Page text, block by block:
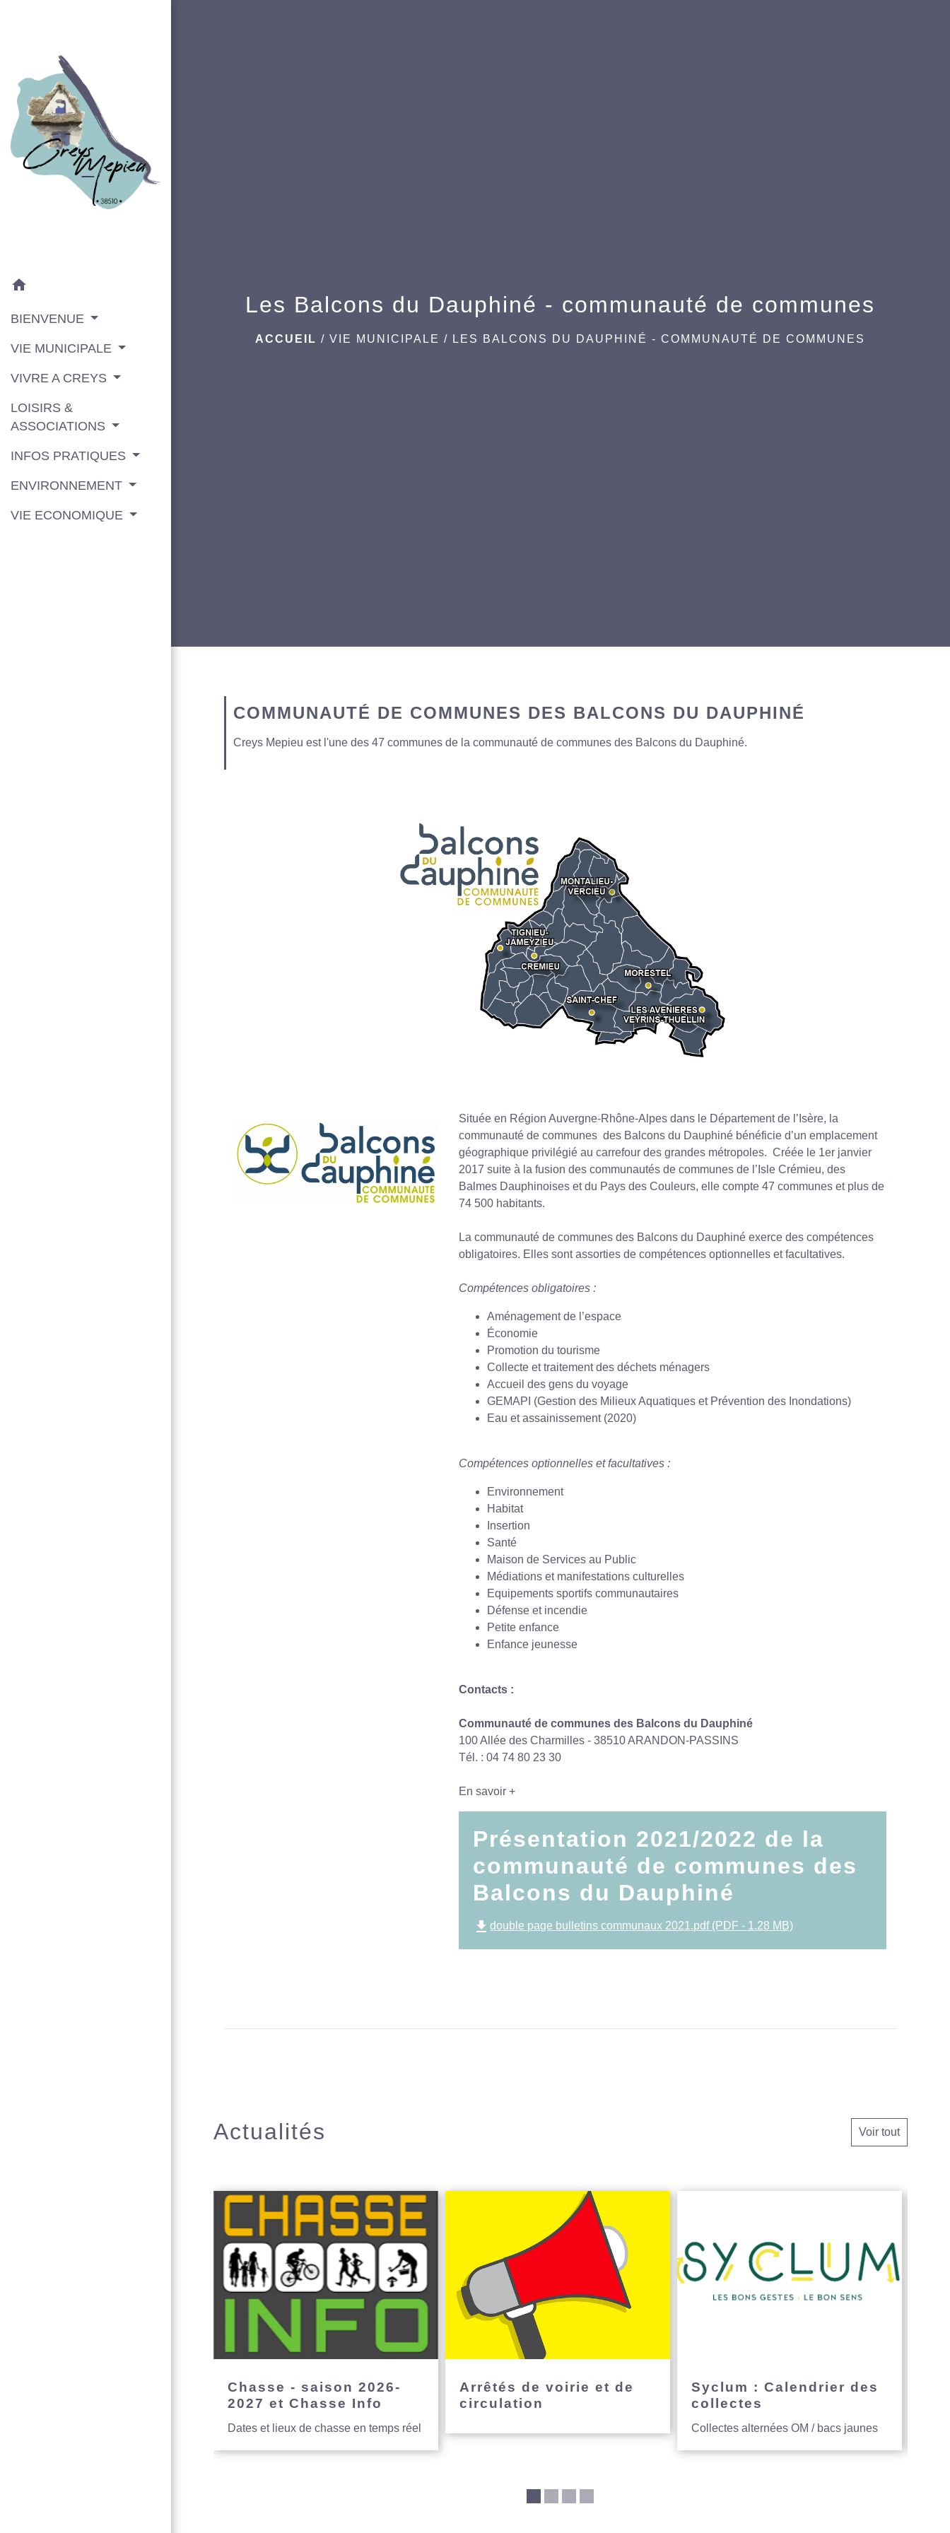
home
BIENVENUE
VIE MUNICIPALE
VIVRE A CREYS
LOISIRS &
ASSOCIATIONS
INFOS PRATIQUES
ENVIRONNEMENT
VIE ECONOMIQUE
Les Balcons du Dauphiné - communauté de communes
ACCUEIL /VIE MUNICIPALE / LES BALCONS DU DAUPHINÉ - COMMUNAUTÉ DE COMMUNES
COMMUNAUTÉ DE COMMUNES DES BALCONS DU DAUPHINÉ
Creys Mepieu est l'une des 47 communes de la communauté de communes des Balcons du Dauphiné.
Située en Région Auvergne-Rhône-Alpes dans le Département de l’Isère, la
communauté de communes des Balcons du Dauphiné bénéficie d’un emplacement
géographique privilégié au carrefour des grandes métropoles. Créée le 1er janvier
2017 suite à la fusion des communautés de communes de l’Isle Crémieu, des
Balmes Dauphinoises et du Pays des Couleurs, elle compte 47 communes et plus de
74 500 habitants.
La communauté de communes des Balcons du Dauphiné exerce des compétences
obligatoires. Elles sont assorties de compétences optionnelles et facultatives.
Compétences obligatoires :
Aménagement de l’espace
Économie
Promotion du tourisme
Collecte et traitement des déchets ménagers
Accueil des gens du voyage
GEMAPI (Gestion des Milieux Aquatiques et Prévention des Inondations)
Eau et assainissement (2020)
Compétences optionnelles et facultatives :
Environnement
Habitat
Insertion
Santé
Maison de Services au Public
Médiations et manifestations culturelles
Equipements sportifs communautaires
Défense et incendie
Petite enfance
Enfance jeunesse
Contacts :
Communauté de communes des Balcons du Dauphiné
100 Allée des Charmilles - 38510 ARANDON-PASSINS
Tél. : 04 74 80 23 30
En savoir +
Présentation 2021/2022 de la
communauté de communes des
Balcons du Dauphiné
file_downloaddouble page bulletins communaux 2021.pdf (PDF - 1.28 MB)
Actualités Voir tout
Chasse - saison 2026-
2027 et Chasse Info
Dates et lieux de chasse en temps réel
Arrêtés de voirie et de
circulation
Syclum : Calendrier des
collectes
Collectes alternées OM / bacs jaunes